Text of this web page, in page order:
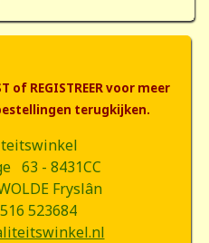
of REGISTREER voor meer
terugkijken.
63 - 8431CC
Fryslân
523684